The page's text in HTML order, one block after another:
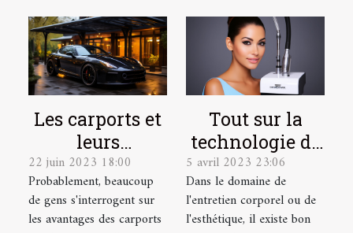
Les carports et
leurs
avantages
22 juin 2023 18:00
Probablement, beaucoup
de gens s'interrogent sur
les avantages des carports
Tout sur la
technologie de
l'Hydrafacial
5 avril 2023 23:06
Dans le domaine de
l'entretien corporel ou de
l'esthétique, il existe bon